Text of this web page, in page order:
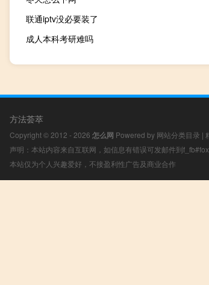
联通iptv没必要装了
成人本科考研难吗
方法荟萃
Copyright © 2012 - 2026 怎么网 Powered by 网站分类目录 |
声明：本站内容来自互联网，如信息有错误可发邮件到
本站仅为个人兴趣爱好，不接盈利性广告及商业合作